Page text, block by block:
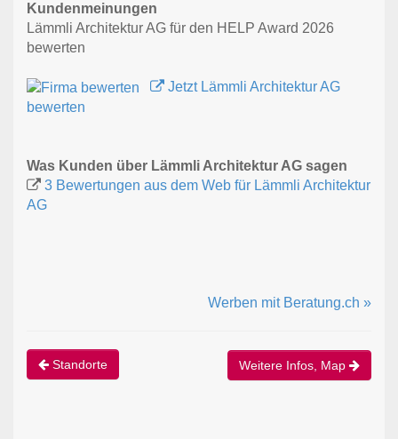
Kundenmeinungen
Lämmli Architektur AG für den HELP Award 2026
bewerten
Jetzt Lämmli Architektur AG
bewerten
Was Kunden über Lämmli Architektur AG sagen
3 Bewertungen aus dem Web für Lämmli Architektur
AG
Werben mit Beratung.ch »
Standorte Weitere Infos, Map